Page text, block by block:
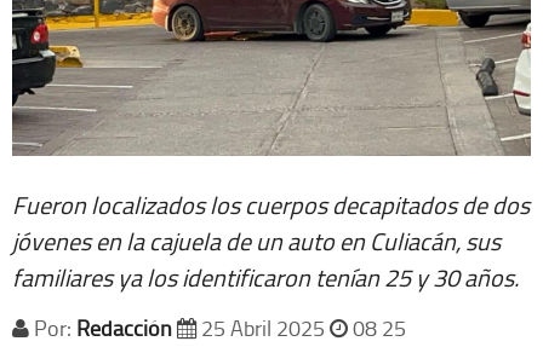
Fueron localizados los cuerpos decapitados de dos
jóvenes en la cajuela de un auto en Culiacán, sus
familiares ya los identificaron tenían 25 y 30 años.
Por: Redacción 25 Abril 2025 08 25